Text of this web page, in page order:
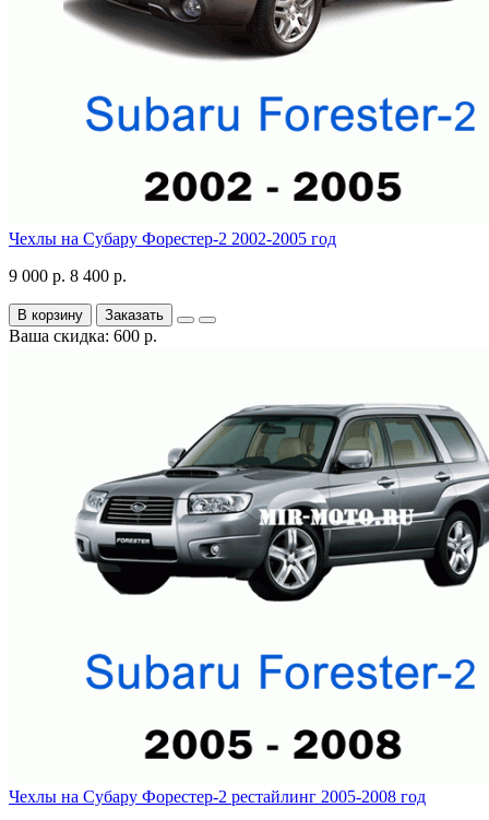
Чехлы на Субару Форестер-2 2002-2005 год
9 000 р. 8 400 р.
В корзину Заказать
Ваша скидка: 600 р.
Чехлы на Субару Форестер-2 рестайлинг 2005-2008 год